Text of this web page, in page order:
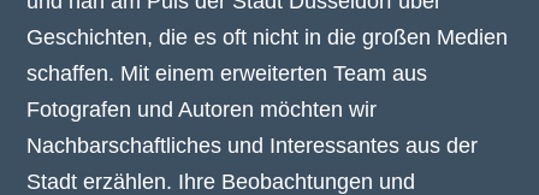
Geschichten, die es oft nicht in die großen Medien
schaffen. Mit einem erweiterten Team aus
Fotografen und Autoren möchten wir
Nachbarschaftliches und Interessantes aus der
Stadt erzählen. Ihre Beobachtungen und